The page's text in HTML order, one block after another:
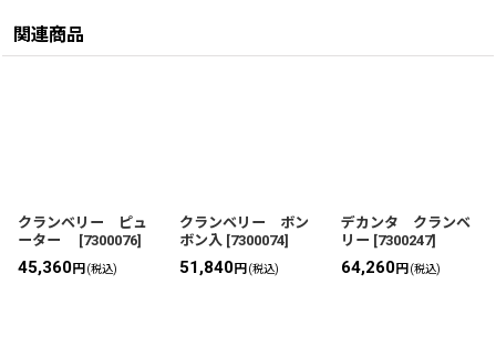
関連商品
クランベリー ピュ
ーター
[7300076]
45,360円(税込)
クランベリー ボン
ボン入 [7300074]
51,840円(税込)
デカンタ クランベ
リー [7300247]
64,260円(税込)